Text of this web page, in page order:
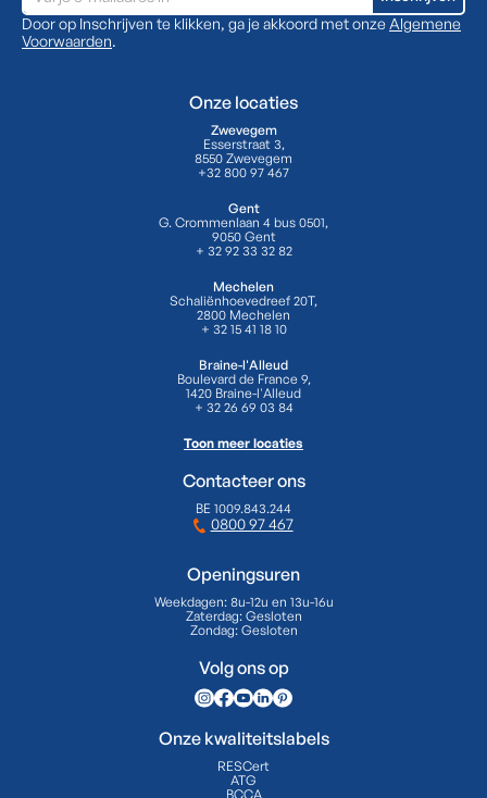
Door op Inschrijven te klikken, ga je akkoord met onze Algemene
Voorwaarden.
Onze locaties
Zwevegem
Esserstraat 3,
8550 Zwevegem
+32 800 97 467
Gent
G. Crommenlaan 4 bus 0501,
9050 Gent
+ 32 92 33 32 82
Mechelen
Schaliënhoevedreef 20T,
2800 Mechelen
+ 32 15 41 18 10
Braine-l'Alleud
Boulevard de France 9,
1420 Braine-l'Alleud
+ 32 26 69 03 84
Toon meer locaties
Contacteer ons
BE 1009.843.244
0800 97 467
Openingsuren
Weekdagen: 8u-12u en 13u-16u
Zaterdag: Gesloten
Zondag: Gesloten
Volg ons op
Onze kwaliteitslabels
RESCert
ATG
BCCA